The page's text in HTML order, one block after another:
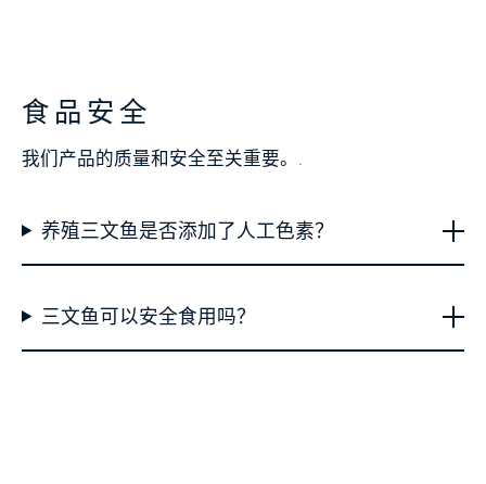
食品安全
我们产品的质量和安全至关重要。.
养殖三文鱼是否添加了人工色素？
三文鱼可以安全食用吗？